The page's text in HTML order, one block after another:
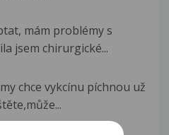
mám problémy s
jsem chirurgické...
chce vykcínu píchnou už